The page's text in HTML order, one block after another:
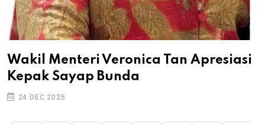
Wakil Menteri Veronica Tan Apresiasi
Kepak Sayap Bunda
24 DEC 2025